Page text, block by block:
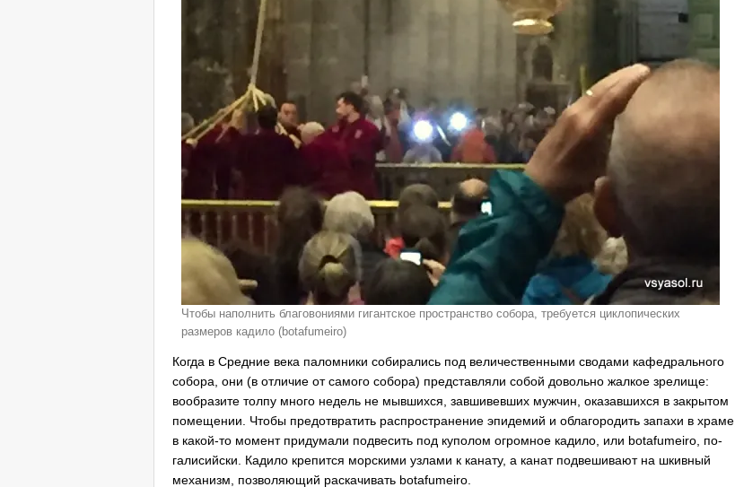
Чтобы наполнить благовониями гигантское пространство собора, требуется циклопических
размеров кадило (botafumeiro)
Когда в Средние века паломники собирались под величественными сводами кафедрального
собора, они (в отличие от самого собора) представляли собой довольно жалкое зрелище:
вообразите толпу много недель не мывшихся, завшивевших мужчин, оказавшихся в закрытом
помещении. Чтобы предотвратить распространение эпидемий и облагородить запахи в храме,
в какой-то момент придумали подвесить под куполом огромное кадило, или botafumeiro, по-
галисийски. Кадило крепится морскими узлами к канату, а канат подвешивают на шкивный
механизм, позволяющий раскачивать botafumeiro.